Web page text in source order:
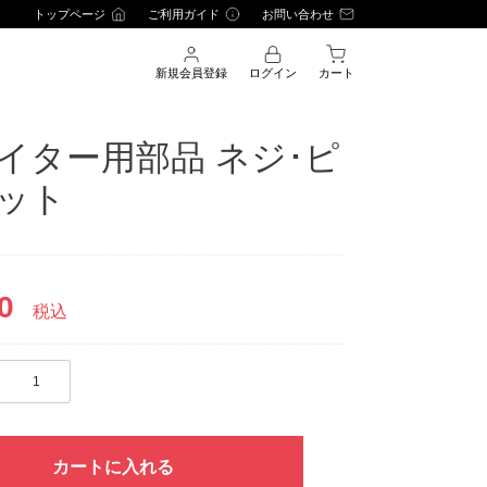
トップページ ご利用ガイド お問い合わせ
新規会員登録 ログイン カート
ター用部品 ネジ･ピ
ト
税込
カートに入れる